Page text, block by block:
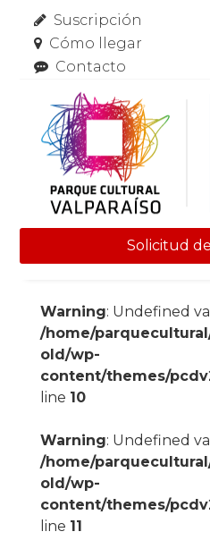
Suscripción
Cómo llegar
Contacto
Solicitud
Warning: Undefined
/home/
old/wp-
content/themes/
line 10
Warning: Undefined
/home/
old/wp-
content/themes/
line 11